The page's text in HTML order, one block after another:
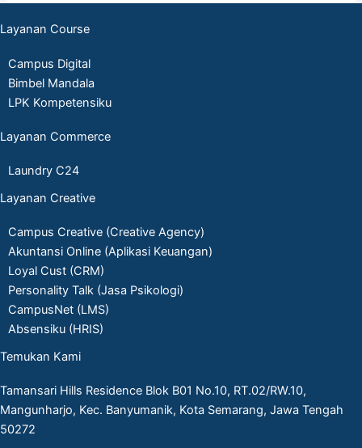
Layanan Course
Campus Digital
Bimbel Mandala
LPK Kompetensiku
Layanan Commerce
Laundry C24
Layanan Creative
Campus Creative (Creative Agency)
Akuntansi Online (Aplikasi Keuangan)
Loyal Cust (CRM)
Personality Talk (Jasa Psikologi)
CampusNet (LMS)
Absensiku (HRIS)
Temukan Kami
Tamansari Hills Residence Blok B01 No.10, RT.02/RW.10,
Mangunharjo, Kec. Banyumanik, Kota Semarang, Jawa Tengah
50272